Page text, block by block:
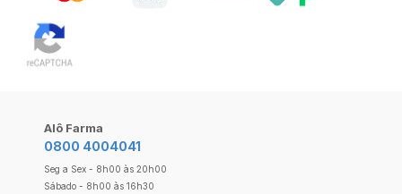
Alô Farma
0800 4004041
Seg a Sex - 8h00 às 20h00
Sábado - 8h00 às 16h30